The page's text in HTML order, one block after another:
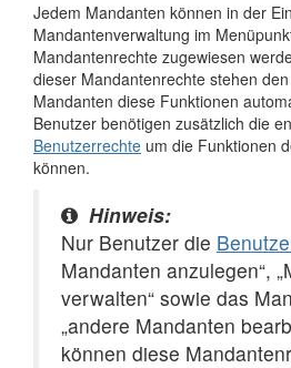
Jedem Mandanten können in der
Mandantenverwaltung im
Mandantenrechte zugewiesen
dieser Mandantenrechte stehen
Mandanten diese Funktionen
Benutzer benötigen zusätzlich die
Benutzerrechte um die Funktionen
können.
Hinweis:
Nur Benutzer die
Mandanten anzulegen“,
verwalten“ sowie das
„andere Mandanten
können diese